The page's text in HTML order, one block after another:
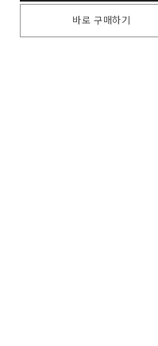
바로 구매하기